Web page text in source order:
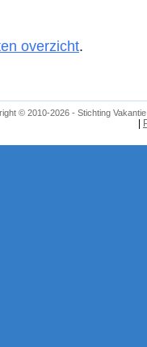
overzicht.
© 2010-2026 - Stichting